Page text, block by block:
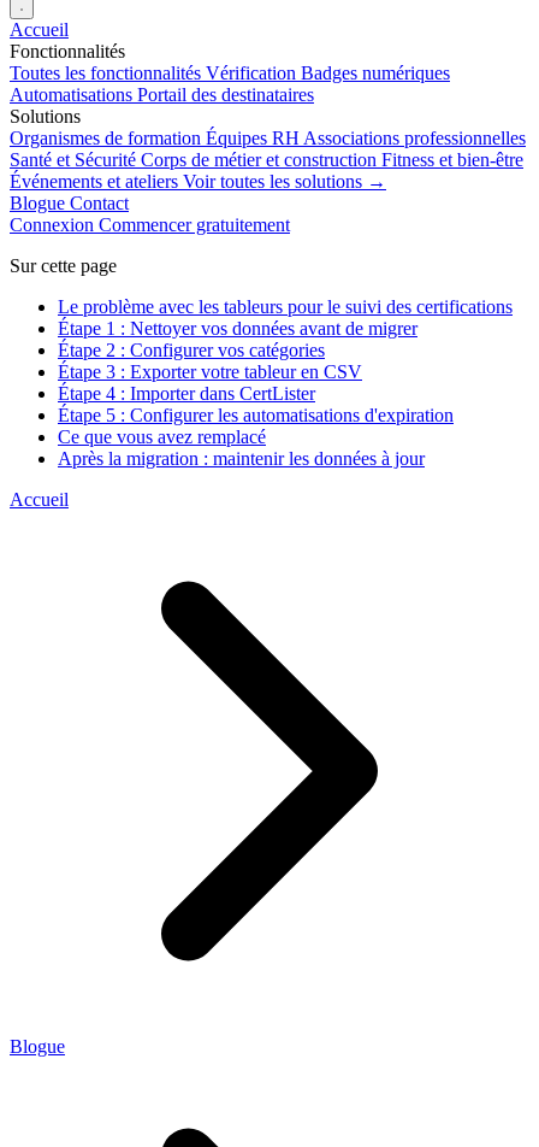
Accueil
Fonctionnalités
Toutes les fonctionnalités Vérification Badges numériques
Automatisations Portail des destinataires
Solutions
Organismes de formation Équipes RH Associations professionnelles
Santé et Sécurité Corps de métier et construction Fitness et bien-être
Événements et ateliers Voir toutes les solutions →
Blogue Contact
Connexion Commencer gratuitement
Sur cette page
Le problème avec les tableurs pour le suivi des certifications
Étape 1 : Nettoyer vos données avant de migrer
Étape 2 : Configurer vos catégories
Étape 3 : Exporter votre tableur en CSV
Étape 4 : Importer dans CertLister
Étape 5 : Configurer les automatisations d'expiration
Ce que vous avez remplacé
Après la migration : maintenir les données à jour
Accueil
Blogue